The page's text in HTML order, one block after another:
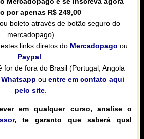
por apenas R$ 249,00
boleto através de botão seguro do
mercadopago)
links diretos do Mercadopago ou
Paypal.
for de fora do Brasil (Portugal, Angola
ou entre em contato aqui
pelo site.
em qualquer curso, analise o
, te garanto que saberá qual